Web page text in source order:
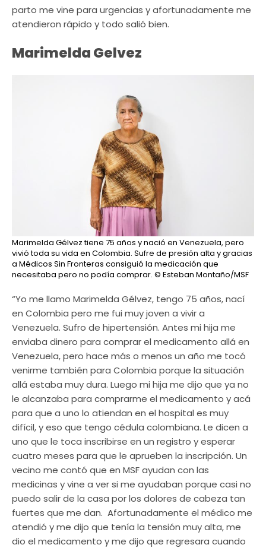
parto me vine para urgencias y afortunadamente me
atendieron rápido y todo salió bien.
Marimelda Gelvez
Marimelda Gélvez tiene 75 años y nació en Venezuela, pero
vivió toda su vida en Colombia. Sufre de presión alta y gracias
a Médicos Sin Fronteras consiguió la medicación que
necesitaba pero no podía comprar. © Esteban Montaño/MSF
“Yo me llamo Marimelda Gélvez, tengo 75 años, nací
en Colombia pero me fui muy joven a vivir a
Venezuela. Sufro de hipertensión. Antes mi hija me
enviaba dinero para comprar el medicamento allá en
Venezuela, pero hace más o menos un año me tocó
venirme también para Colombia porque la situación
allá estaba muy dura. Luego mi hija me dijo que ya no
le alcanzaba para comprarme el medicamento y acá
para que a uno lo atiendan en el hospital es muy
difícil, y eso que tengo cédula colombiana. Le dicen a
uno que le toca inscribirse en un registro y esperar
cuatro meses para que le aprueben la inscripción. Un
vecino me contó que en MSF ayudan con las
medicinas y vine a ver si me ayudaban porque casi no
puedo salir de la casa por los dolores de cabeza tan
fuertes que me dan. Afortunadamente el médico me
atendió y me dijo que tenía la tensión muy alta, me
dio el medicamento y me dijo que regresara cuando